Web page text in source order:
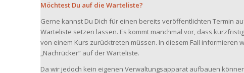
Möchtest Du auf die Warteliste?
Gerne kannst Du Dich für einen bereits veröffentlichten Termin
Warteliste setzen lassen. Es kommt manchmal vor, dass
von einem Kurs zurücktreten müssen. In diesem Fall informieren
„Nachrücker“ auf der Warteliste.
Da wir jedoch kein eigenen Verwaltungsapparat aufbauen